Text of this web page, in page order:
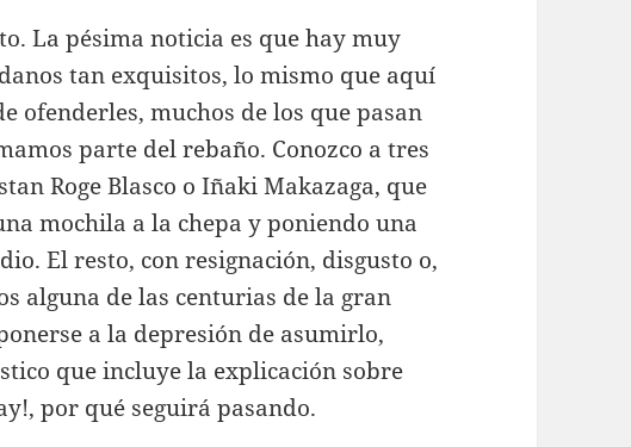
La pésima noticia es que hay muy
tan exquisitos, lo mismo que aquí
ofenderles, muchos de los que pasan
parte del rebaño. Conozco a tres
Roge Blasco o Iñaki Makazaga, que
mochila a la chepa y poniendo una
El resto, con resignación, disgusto o,
alguna de las centurias de la gran
a la depresión de asumirlo,
que incluye la explicación sobre
por qué seguirá pasando.